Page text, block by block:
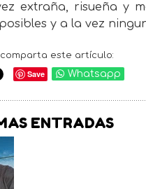
extraña, risueña y
y a la vez
este artículo:
Save Whatsapp
ENTRADAS